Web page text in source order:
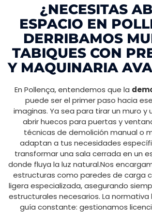
¿NECESITAS
ESPACIO EN
DERRIBAMOS
TABIQUES CON
Y MAQUINARIA
En Pollença, entendemos que la
puede ser el primer paso hacia
imaginas. Ya sea para tirar un muro y
abrir huecos para puertas y
técnicas de demolición manual o
adaptan a tus necesidades
transformar una sala cerrada en un
donde fluya la luz natural.Nos
estructuras como paredes de carga
ligera especializada, asegurando
estructurales necesarios. La normativa
guía constante: gestionamos